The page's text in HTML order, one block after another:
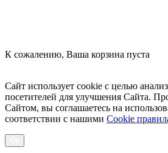
К сожалению, Ваша корзина пуста
Сайт использует cookie с целью
посетителей для улучшения Сайта.
Сайтом, вы соглашаетесь на
соответствии с нашими Cookiе